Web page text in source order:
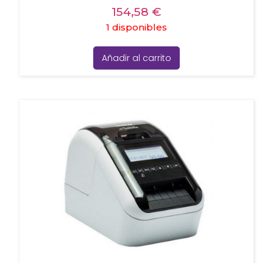
154,58 €
1 disponibles
Añadir al carrito